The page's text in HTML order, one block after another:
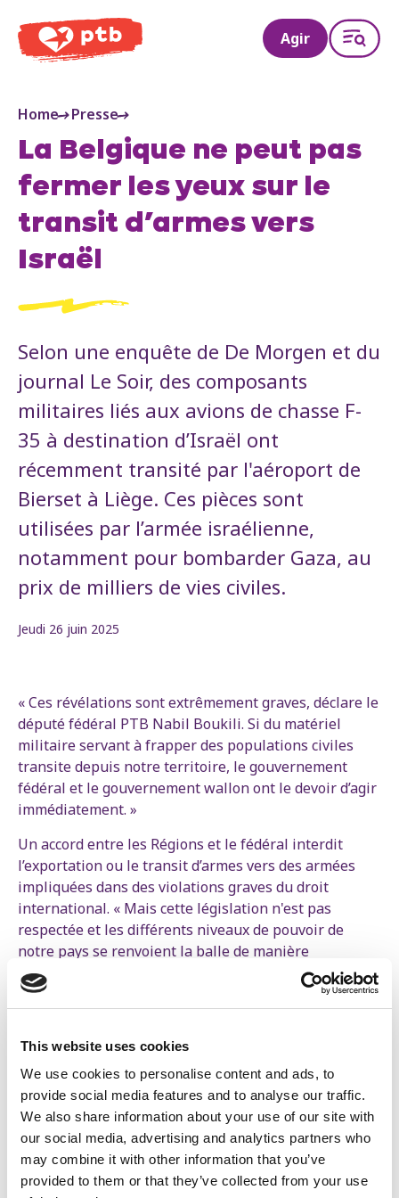
This website uses cookies
We use cookies to personalise content and ads, to
provide social media features and to analyse our traffic.
We also share information about your use of our site with
our social media, advertising and analytics partners who
may combine it with other information that you’ve
provided to them or that they’ve collected from your use
PTB
Agir
Home Presse
La Belgique ne peut pas
fermer les yeux sur le
transit d’armes vers
Israël
Selon une enquête de De Morgen et du
journal Le Soir, des composants
militaires liés aux avions de chasse F-
35 à destination d’Israël ont
récemment transité par l'aéroport de
Bierset à Liège. Ces pièces sont
utilisées par l’armée israélienne,
notamment pour bombarder Gaza, au
prix de milliers de vies civiles.
Jeudi 26 juin 2025
« Ces révélations sont extrêmement graves, déclare le
député fédéral PTB Nabil Boukili. Si du matériel
militaire servant à frapper des populations civiles
transite depuis notre territoire, le gouvernement
fédéral et le gouvernement wallon ont le devoir d’agir
immédiatement. »
Un accord entre les Régions et le fédéral interdit
l’exportation ou le transit d’armes vers des armées
impliquées dans des violations graves du droit
international. « Mais cette législation n'est pas
respectée et les différents niveaux de pouvoir de
notre pays se renvoient la balle de manière
irresponsable, poursuit le député de gauche. Laisser
passer ce type de matériel, c’est fermer les yeux sur
un génocide en cours. Nous exigeons l’arrêt immédiat
de tout transit militaire vers Israël, mais aussi un
contrôle strict sur l’ensemble des envois actuels et
passés transitant par la Belgique. »
Et Nabil Boukili de conclure : « Nous demandons toute
la transparence sur cette affaire. Mais ce n'est pas
tout. Il faut d'urgence la tenue d'une conférence
interministérielle pour clarifier les responsabilités